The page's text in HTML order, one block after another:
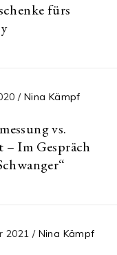
fürs
/ Nina Kämpf
vs.
– Im Gespräch
2021 / Nina Kämpf